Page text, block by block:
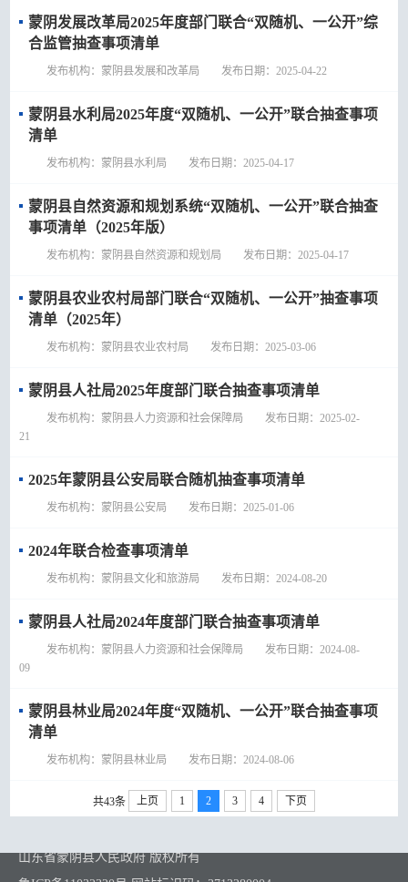
蒙阴发展改革局2025年度部门联合“双随机、一公开”综
合监管抽查事项清单
发布机构：蒙阴县发展和改革局 发布日期：2025-04-22
蒙阴县水利局2025年度“双随机、一公开”联合抽查事项
清单
发布机构：蒙阴县水利局 发布日期：2025-04-17
蒙阴县自然资源和规划系统“双随机、一公开”联合抽查
事项清单（2025年版）
发布机构：蒙阴县自然资源和规划局 发布日期：2025-04-17
蒙阴县农业农村局部门联合“双随机、一公开”抽查事项
清单（2025年）
发布机构：蒙阴县农业农村局 发布日期：2025-03-06
蒙阴县人社局2025年度部门联合抽查事项清单
发布机构：蒙阴县人力资源和社会保障局 发布日期：2025-02-
21
2025年蒙阴县公安局联合随机抽查事项清单
发布机构：蒙阴县公安局 发布日期：2025-01-06
2024年联合检查事项清单
发布机构：蒙阴县文化和旅游局 发布日期：2024-08-20
蒙阴县人社局2024年度部门联合抽查事项清单
发布机构：蒙阴县人力资源和社会保障局 发布日期：2024-08-
09
蒙阴县林业局2024年度“双随机、一公开”联合抽查事项
清单
发布机构：蒙阴县林业局 发布日期：2024-08-06
共43条 上页 1 2 3 4 下页